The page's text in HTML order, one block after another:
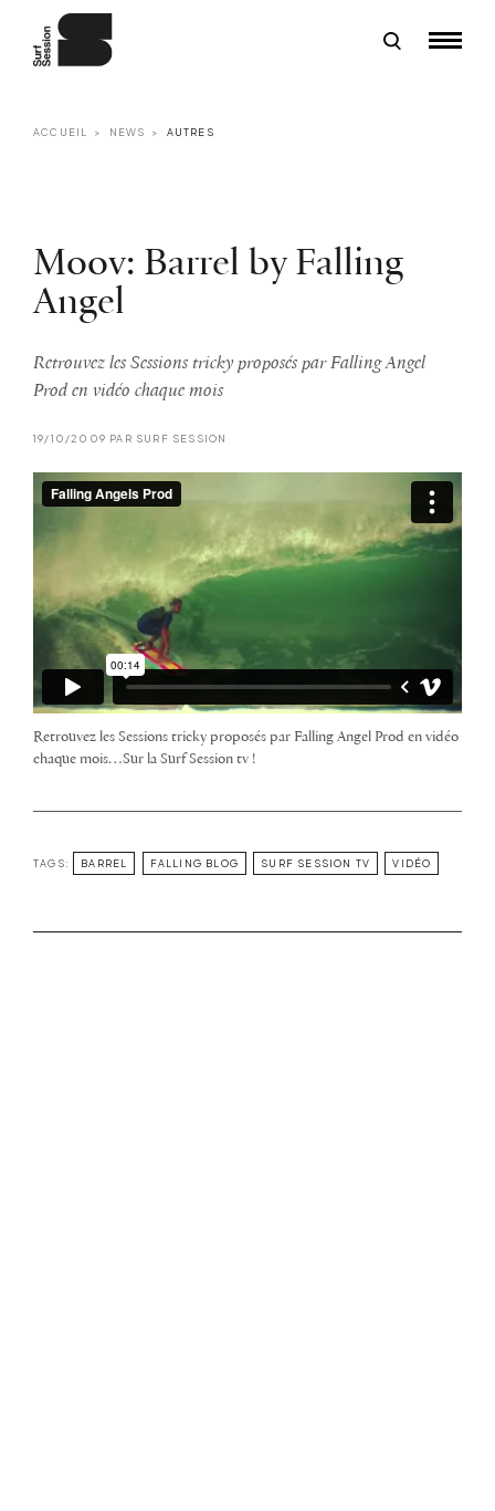
ACCUEIL NEWS AUTRES
Moov: Barrel by Falling
Angel
Retrouvez les Sessions tricky proposés par Falling Angel
Prod en vidéo chaque mois
19/10/2009 PAR SURF SESSION
Retrouvez les Sessions tricky proposés par Falling Angel Prod en vidéo
chaque mois…Sur la Surf Session tv !
TAGS: BARREL FALLING BLOG SURF SESSION TV VIDÉO